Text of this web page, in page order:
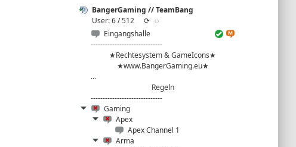
BangerGaming // TeamBang
User: 6 / 512
⟳ ◌
Eingangshalle
------------------------------
★Rechtesystem & GameIcons★
★www.BangerGaming.eu★
...
Regeln
------------------------------
Gaming
Apex
Apex Channel 1
Arma